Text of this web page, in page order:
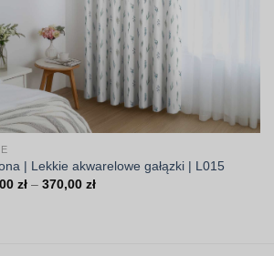
| Lekkie akwarelowe gałązki | L015
zł – 370,00złZakres